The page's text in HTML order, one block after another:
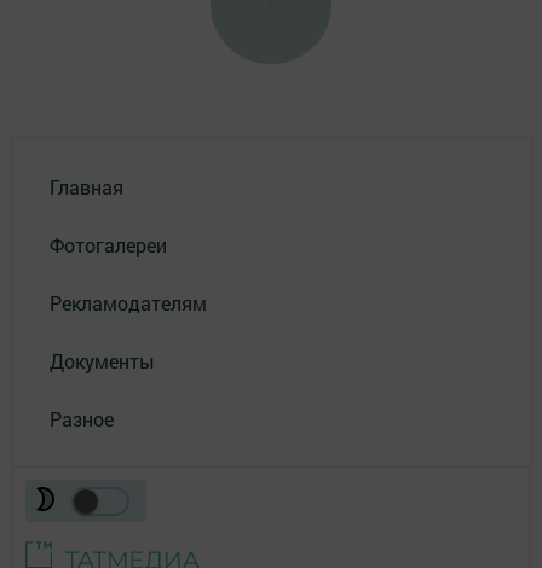
Главная
Фотогалереи
Рекламодателям
Документы
Разное